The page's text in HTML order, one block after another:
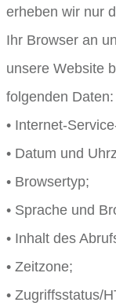
erheben wir nur
Ihr Browser an
unsere Website
folgenden
• Internet-
• Datum und
• Browsertyp;
• Sprache und
• Inhalt des
• Zeitzone;
• Zugriffsstatus/